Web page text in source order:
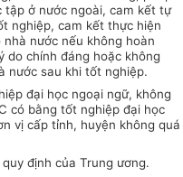
tập ở nước ngoài, cam kết tự
nghiệp, cam kết thực hiện
nước nếu không hoàn
do chính đáng hoặc không
nước sau khi tốt nghiệp.
đại học ngoại ngữ, không
có bằng tốt nghiệp đại học
vị cấp tỉnh, huyện không quá
định của Trung ương.